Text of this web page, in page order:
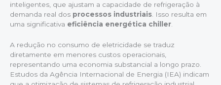
inteligentes, que ajustam a capacidade de refrigeração à
demanda real dos processos industriais. Isso resulta em
uma significativa eficiência energética chiller.
A redução no consumo de eletricidade se traduz
diretamente em menores custos operacionais,
representando uma economia substancial a longo prazo.
Estudos da Agência Internacional de Energia (IEA) indicam